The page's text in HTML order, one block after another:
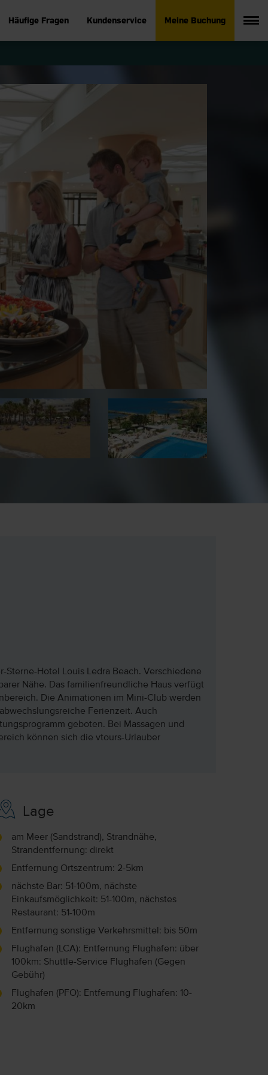
Häufige Fragen Kundenservice Meine Buchung
Sterne-Hotel Louis Ledra Beach. Verschiedene
Nähe. Das familienfreundliche Haus verfügt
Die Animationen im Mini-Club werden
Ferienzeit. Auch
geboten. Bei Massagen und
können sich die vtours-Urlauber
Lage
am Meer (Sandstrand), Strandnähe,
Strandentfernung: direkt
Entfernung Ortszentrum: 2-5km
nächste Bar: 51-100m, nächste
Einkaufsmöglichkeit: 51-100m, nächstes
Restaurant: 51-100m
Entfernung sonstige Verkehrsmittel: bis 50m
Flughafen (LCA): Entfernung Flughafen: über
100km: Shuttle-Service Flughafen (Gegen
Gebühr)
Flughafen (PFO): Entfernung Flughafen: 10-
20km